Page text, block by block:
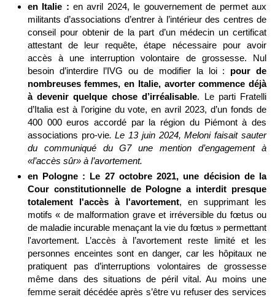
en Italie : en avril 2024, le gouvernement de permet aux
militants d’associations d’entrer à l’intérieur des centres de
conseil pour obtenir de la part d’un médecin un certificat
attestant de leur requête, étape nécessaire pour avoir
accès à une interruption volontaire de grossesse. Nul
besoin d’interdire l’IVG ou de modifier la loi : pour de
nombreuses femmes, en Italie, avorter commence déjà
à devenir quelque chose d’irréalisable. Le parti Fratelli
d’Italia est à l’origine du vote, en avril 2023, d’un fonds de
400 000 euros accordé par la région du Piémont à des
associations pro-vie. Le 13 juin 2024, Meloni faisait sauter
du communiqué du G7 une mention d’engagement à
«l’accès sûr» à l’avortement.
en Pologne : Le 27 octobre 2021, une décision de la
Cour constitutionnelle de Pologne a interdit presque
totalement l'accès à l'avortement, en supprimant les
motifs « de malformation grave et irréversible du fœtus ou
de maladie incurable menaçant la vie du fœtus » permettant
l'avortement. L’accès à l’avortement reste limité et les
personnes enceintes sont en danger, car les hôpitaux ne
pratiquent pas d’interruptions volontaires de grossesse
même dans des situations de péril vital. Au moins une
femme serait décédée après s’être vu refuser des services